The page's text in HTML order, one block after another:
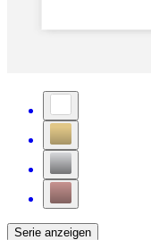
Serie anzeigen